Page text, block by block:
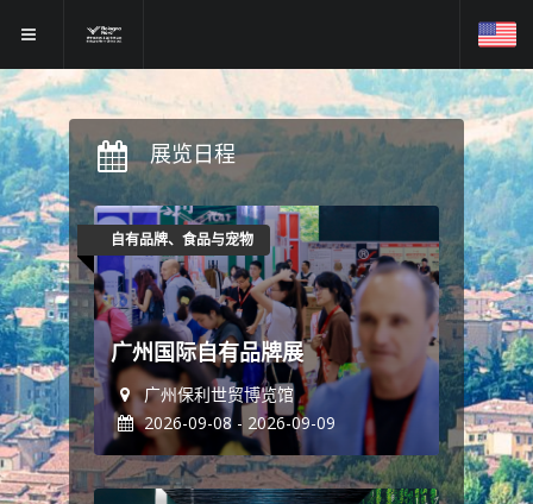
展览日程
自有品牌、食品与宠物
广州国际自有品牌展
广州保利世贸博览馆
2026-09-08 - 2026-09-09